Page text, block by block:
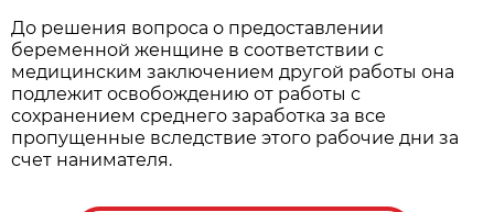
До решения вопроса о предоставлении
беременной женщине в соответствии с
медицинским заключением другой работы она
подлежит освобождению от работы с
сохранением среднего заработка за все
пропущенные вследствие этого рабочие дни за
счет нанимателя.